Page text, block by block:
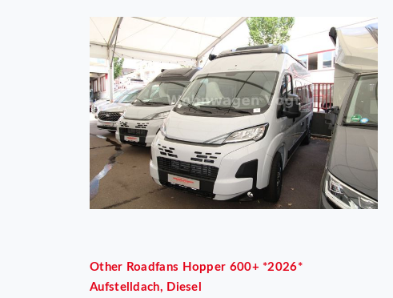
Other Roadfans Hopper 600+ *2026*
Aufstelldach, Diesel